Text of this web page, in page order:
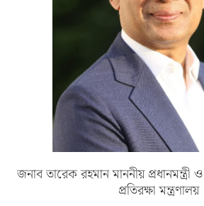
জনাব তারেক রহমান মাননীয় প্রধানমন্ত্রী ও
প্রতিরক্ষা মন্ত্রণালয়